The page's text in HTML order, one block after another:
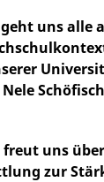
uns alle
freut uns
zur